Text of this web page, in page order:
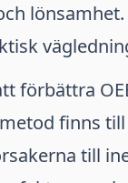
lönsamhet.
förbättra
finns
till